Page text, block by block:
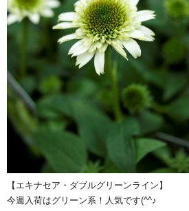
【エキナセア・ダブルグリーンライン】
今週入荷はグリーン系！人気です(^^♪